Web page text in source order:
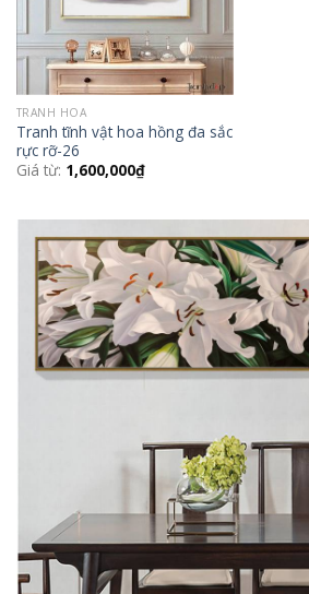
TRANH HOA
Tranh tĩnh vật hoa hồng đa sắc
rực rỡ-26
Giá từ: 1,600,000₫